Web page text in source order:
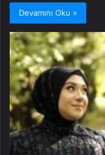
Devamını Oku »